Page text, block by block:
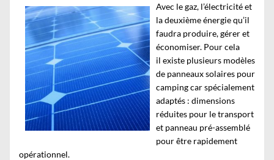
Avec le gaz, l’électricité et
la deuxième énergie qu’il
faudra produire, gérer et
économiser. Pour cela
il existe plusieurs modèles
de panneaux solaires pour
camping carspécialement
adaptés : dimensions
réduites pour le transport
et panneau pré-assemblé
pour être rapidement
opérationnel.